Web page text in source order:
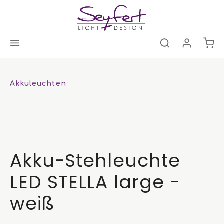
Akkuleuchten
Akku-Stehleuchte
LED STELLA large -
weiß